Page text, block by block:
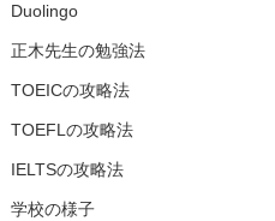
Duolingo
正木先生の勉強法
TOEICの攻略法
TOEFLの攻略法
IELTSの攻略法
学校の様子